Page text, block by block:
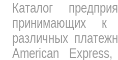
Каталог
принимающих к
различных
American